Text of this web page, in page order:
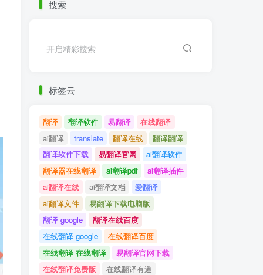
搜索
开启精彩搜索
标签云
翻译 翻译软件 易翻译
在线翻译
ai翻译
translate 翻译在线
翻译翻译
翻译软件下载
易翻译官网
ai翻译软件
翻译器在线翻译
ai翻译pdf
ai翻译插件
ai翻译在线
ai翻译文档
爱翻译
ai翻译文件
易翻译下载电脑版
翻译 google
翻译在线百度
在线翻译 google
在线翻译百度
在线翻译 在线翻译
易翻译官网下载
在线翻译免费版
在线翻译有道